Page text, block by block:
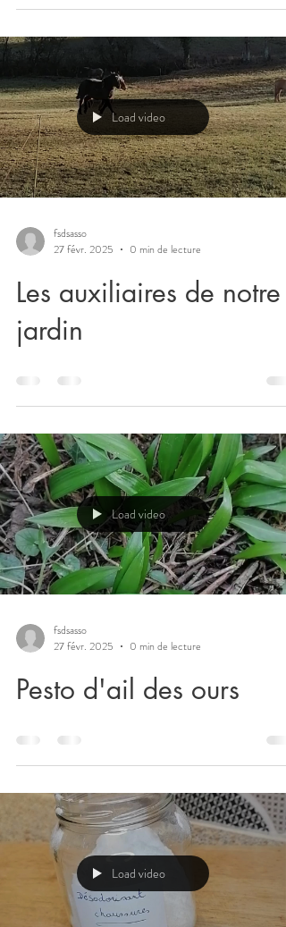
Load video
fsdsasso
27 févr. 2025
0 min de lecture
Les auxiliaires de notre
jardin
Load video
fsdsasso
27 févr. 2025
0 min de lecture
Pesto d'ail des ours
Load video